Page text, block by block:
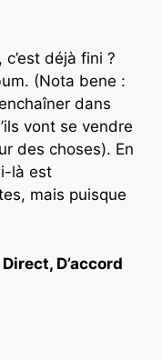
c’est déjà fini ?
(Nota bene :
dans
vont se vendre
des choses). En
là est
mais puisque
D’accord